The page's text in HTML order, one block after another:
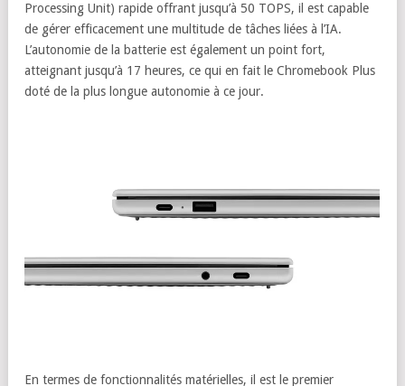
Processing Unit) rapide offrant jusqu’à 50 TOPS, il est capable
de gérer efficacement une multitude de tâches liées à l’IA.
L’autonomie de la batterie est également un point fort,
atteignant jusqu’à 17 heures, ce qui en fait le Chromebook Plus
doté de la plus longue autonomie à ce jour.
En termes de fonctionnalités matérielles, il est le premier